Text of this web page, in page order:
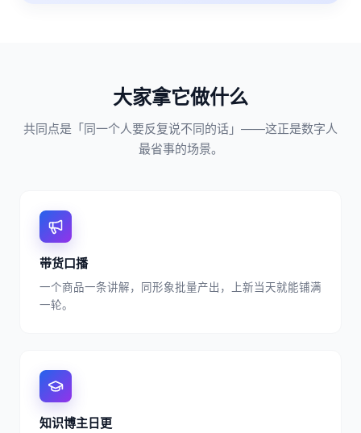
大家拿它做什么
共同点是「同一个人要反复说不同的话」——这正是数字人
最省事的场景。
带货口播
一个商品一条讲解，同形象批量产出，上新当天就能铺满
一轮。
知识博主日更